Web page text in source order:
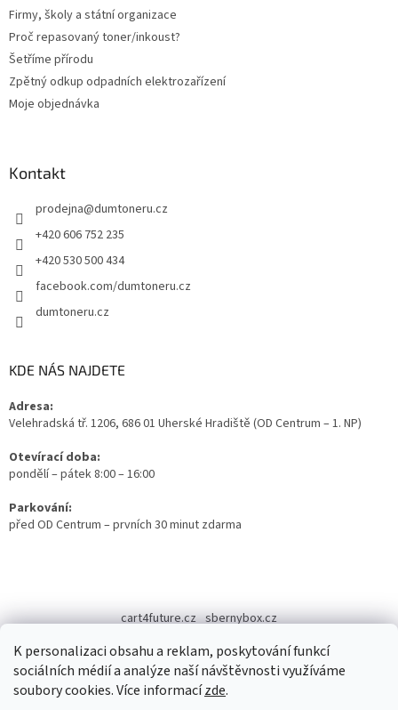
K personalizaci obsahu a reklam, poskytování funkcí
sociálních médií a analýze naší návštěvnosti využíváme
soubory cookies. Více informacízde.
Firmy, školy a státní organizace
Proč repasovaný toner/inkoust?
Šetříme přírodu
Zpětný odkup odpadních elektrozařízení
Moje objednávka
Kontakt
prodejna@dumtoneru.cz
+420 606 752 235
+420 530 500 434
facebook.com/dumtoneru.cz
dumtoneru.cz
KDE NÁS NAJDETE
Adresa:
Velehradská tř. 1206, 686 01 Uherské Hradiště (OD Centrum – 1. NP)
Otevírací doba:
pondělí – pátek 8:00 – 16:00
Parkování:
před OD Centrum – prvních 30 minut zdarma
cart4future.cz sbernybox.cz